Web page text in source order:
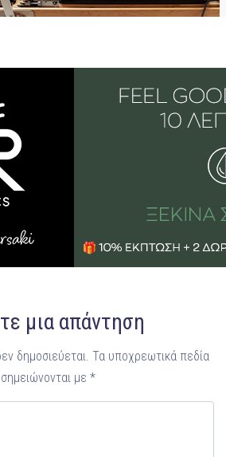
μια απάντηση
δημοσιεύεται. Τα υποχρεωτικά πεδία
σημειώνονται με *